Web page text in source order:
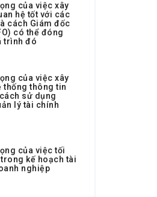
của việc xây
hệ tốt với các
cách Giám đốc
có thể đóng
trình đó
của việc xây
thống thông tin
sử dụng
lý tài chính
của việc tối
kế hoạch tài
nghiệp